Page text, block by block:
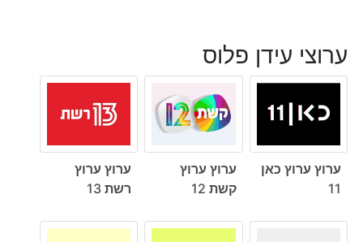
ערוצי עידן פלוס
ערוץ ערוץ כאן
11
ערוץ ערוץ
קשת 12
ערוץ ערוץ
רשת 13